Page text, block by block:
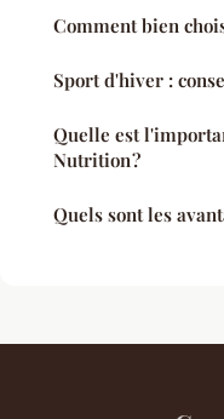
Comment bien
Sport d'hiver :
Quelle est
Nutrition ?
Quels sont les